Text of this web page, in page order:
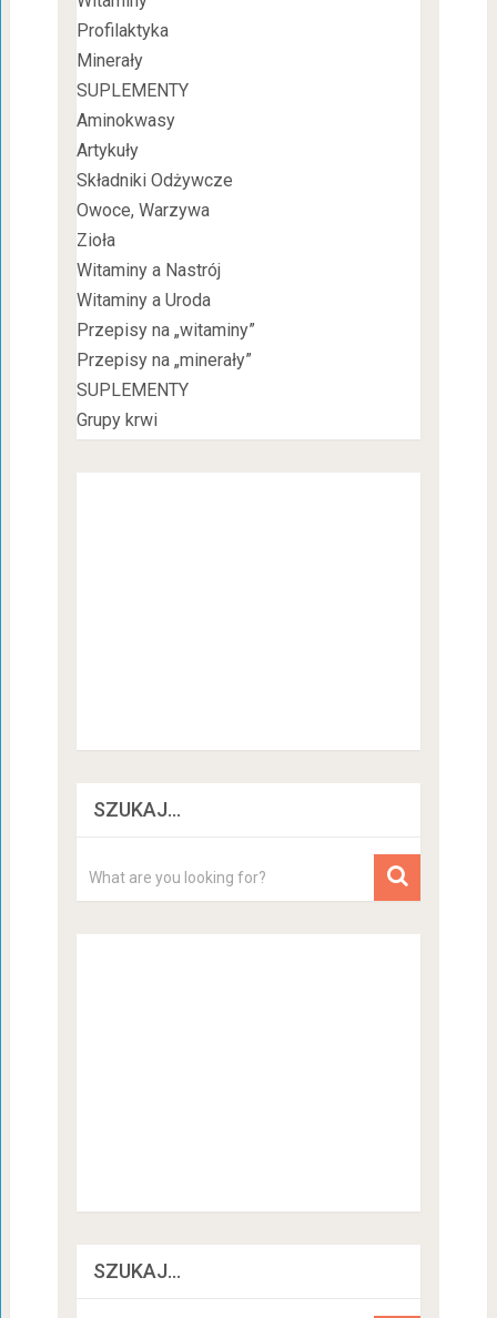
Profilaktyka
Minerały
SUPLEMENTY
Aminokwasy
Artykuły
Składniki Odżywcze
Owoce, Warzywa
Zioła
Witaminy a Nastrój
Witaminy a Uroda
Przepisy na „witaminy”
Przepisy na „minerały”
SUPLEMENTY
Grupy krwi
SZUKAJ…
SZUKAJ…